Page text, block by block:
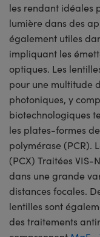
les rendant idéales
lumière dans des
également utiles
impliquant les
optiques. Les
pour une multitude
photoniques, y
biotechnologiques
les plates-formes
polymérase (PCR).
(PCX) Traitées VIS-
dans une grande
distances focales.
lentilles sont
des traitements